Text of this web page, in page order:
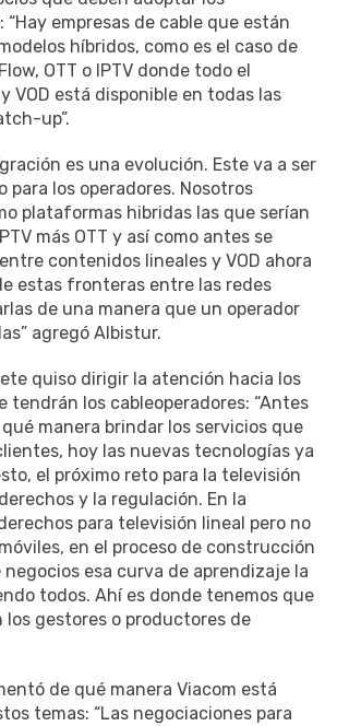
“Hay empresas de cable que están
híbridos, como es el caso de
OTT o IPTV donde todo el
VOD está disponible en todas las
up”.
es una evolución. Este va a ser
para los operadores. Nosotros
plataformas hibridas las que serían
más OTT y así como antes se
contenidos lineales y VOD ahora
estas fronteras entre las redes
de una manera que un operador
agregó Albistur.
quiso dirigir la atención hacia los
tendrán los cableoperadores: “Antes
manera brindar los servicios que
hoy las nuevas tecnologías ya
el próximo reto para la televisión
y la regulación. En la
para televisión lineal pero no
en el proceso de construcción
negocios esa curva de aprendizaje la
todos. Ahí es donde tenemos que
los gestores o productores de
de qué manera Viacom está
temas: “Las negociaciones para